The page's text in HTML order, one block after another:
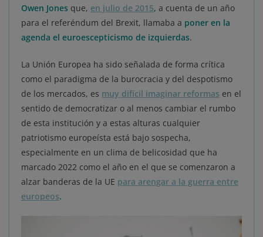
Owen Jones que, en julio de 2015, a cuenta de un año
para el referéndum del Brexit, llamaba a poner en la
agenda el euroescepticismo de izquierdas.
La Unión Europea ha sido señalada de forma crítica
como el paradigma de la burocracia y del despotismo
de los mercados, es muy difícil imaginar reformas en el
sentido de democratizar o al menos cambiar el rumbo
de esta institución y a estas alturas cualquier
patriotismo europeísta está bajo sospecha,
especialmente en un clima de belicosidad que ha
marcado 2022 como el año en el que se comenzaron a
alzar banderas de la UE para arengar a la guerra entre
europeos.